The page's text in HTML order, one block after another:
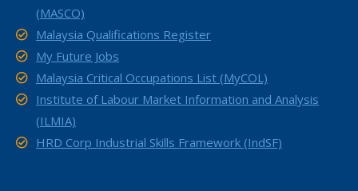
(MASCO)
Malaysia Qualifications Register
My Future Jobs
Malaysia Critical Occupations List (MyCOL)
Institute of Labour Market Information and Analysis
(ILMIA)
HRD Corp Industrial Skills Framework (IndSF)